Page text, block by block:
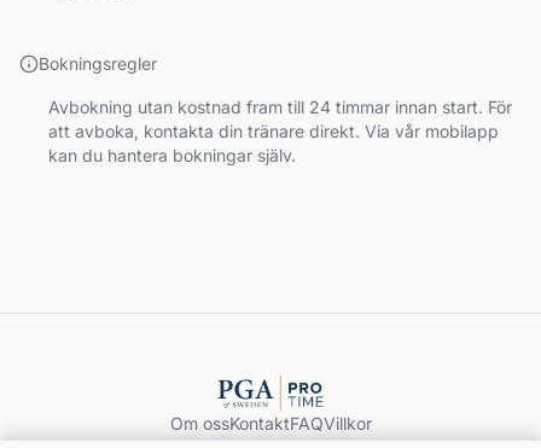
Bokningsregler
Avbokning utan kostnad fram till 24 timmar innan start. För
att avboka, kontakta din tränare direkt. Via vår mobilapp
kan du hantera bokningar själv.
Om ossKontaktFAQVillkor